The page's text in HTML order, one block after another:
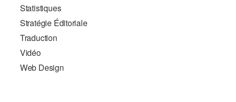
Statistiques
Stratégie Éditoriale
Traduction
Vidéo
Web Design